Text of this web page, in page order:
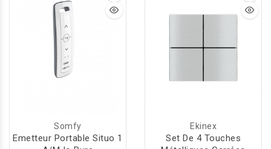
d'ambiance intégrée.
Somfy
Emetteur Portable Situo 1
Ekinex
Set De 4 Touches